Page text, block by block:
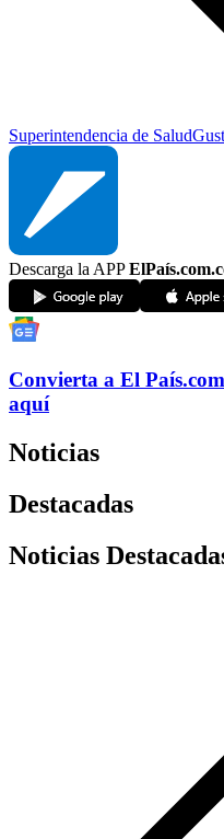
Superintendencia de Salud
Descarga la APP
Convierta a El País
aquí
Noticias
Destacadas
Noticias